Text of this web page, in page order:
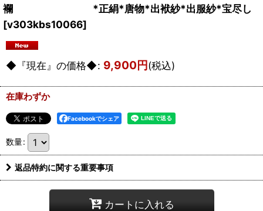
襴 *正絹*唐物*出袱紗*出服紗*宝尽し
[v303kbs10066]
◆『現在』の価格◆: 9,900 円(税込)
在庫わずか
Facebookでシェア
数量:
返品特約に関する重要事項
カートに入れる